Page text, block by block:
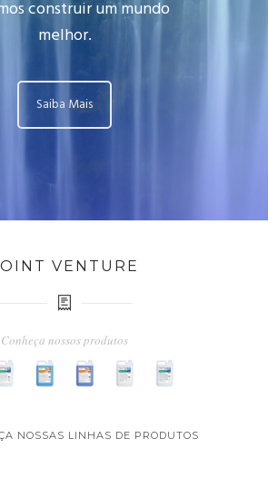
construir um mundo
melhor.
Saiba Mais
VENTURE
Conheça nossos produtos
NOSSAS LINHAS DE PRODUTOS